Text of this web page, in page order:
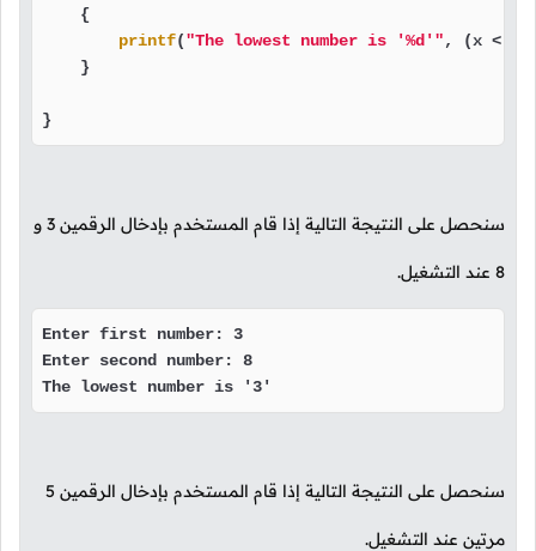
    {
printf("The lowest number is '%d'", (x <
    }
}
سنحصل على النتيجة التالية إذا قام المستخدم بإدخال الرقمين 3 و
8 عند التشغيل.
Enter first number: 3
Enter second number: 8
The lowest number is '3'
سنحصل على النتيجة التالية إذا قام المستخدم بإدخال الرقمين 5
مرتين عند التشغيل.